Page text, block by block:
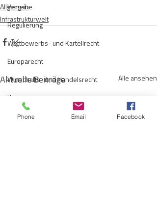
Vergabe
Regulierung
Wettbewerbs- und Kartellrecht
Europarecht
Wirtschafts- und Handelsrecht
Kommunen
Telekommunikation
Allgemein
Infrastrukturwelt
Aktuelle Beiträge Alle ansehen
Phone Email Facebook